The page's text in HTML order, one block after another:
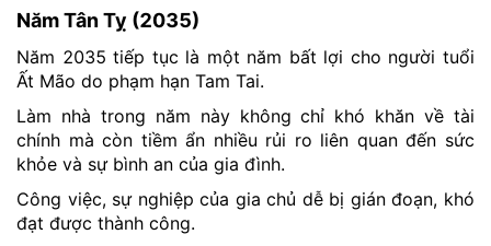
Năm Tân Tỵ (2035)
Năm 2035 tiếp tục là một năm bất lợi cho người tuổi
Ất Mão do phạm hạn Tam Tai.
Làm nhà trong năm này không chỉ khó khăn về tài
chính mà còn tiềm ẩn nhiều rủi ro liên quan đến sức
khỏe và sự bình an của gia đình.
Công việc, sự nghiệp của gia chủ dễ bị gián đoạn, khó
đạt được thành công.